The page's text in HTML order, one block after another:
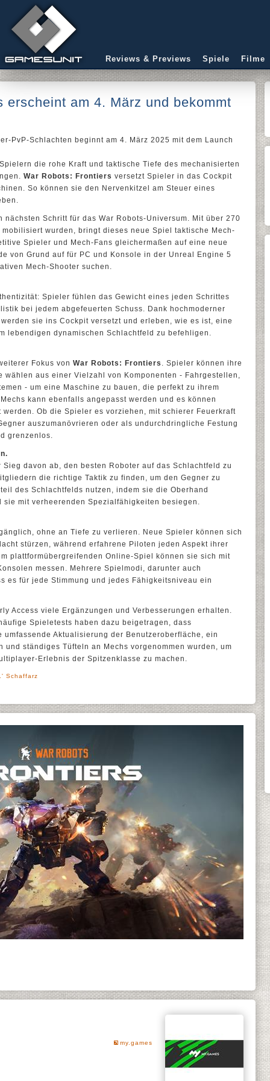
Reviews & Previews Spiele Filme
erscheint am 4. März und bekommt
PvP-Schlachten beginnt am 4. März 2025 mit dem Launch
die rohe Kraft und taktische Tiefe des mechanisierten
War Robots: Frontiers versetzt Spieler in das Cockpit
So können sie den Nervenkitzel am Steuer eines
nächsten Schritt für das War Robots-Universum. Mit über 270
wurden, bringt dieses neue Spiel taktische Mech-
Spieler und Mech-Fans gleichermaßen auf eine neue
von Grund auf für PC und Konsole in der Unreal Engine 5
Mech-Shooter suchen.
Spieler fühlen das Gewicht eines jeden Schrittes
bei jedem abgefeuerten Schuss. Dank hochmoderner
sie ins Cockpit versetzt und erleben, wie es ist, eine
lebendigen dynamischen Schlachtfeld zu befehligen.
Fokus von War Robots: Frontiers . Spieler können ihre
wählen aus einer Vielzahl von Komponenten - Fahrgestellen,
- um eine Maschine zu bauen, die perfekt zu ihrem
kann ebenfalls angepasst werden und es können
Ob die Spieler es vorziehen, mit schierer Feuerkraft
auszumanövrieren oder als undurchdringliche Festung
grenzenlos.
davon ab, den besten Roboter auf das Schlachtfeld zu
die richtige Taktik zu finden, um den Gegner zu
des Schlachtfelds nutzen, indem sie die Oberhand
sie mit verheerenden Spezialfähigkeiten besiegen.
ohne an Tiefe zu verlieren. Neue Spieler können sich
stürzen, während erfahrene Piloten jeden Aspekt ihrer
plattformübergreifenden Online-Spiel können sie sich mit
messen. Mehrere Spielmodi, darunter auch
es für jede Stimmung und jedes Fähigkeitsniveau ein
Access viele Ergänzungen und Verbesserungen erhalten.
Spieletests haben dazu beigetragen, dass
Aktualisierung der Benutzeroberfläche, ein
ständiges Tüfteln an Mechs vorgenommen wurden, um
Erlebnis der Spitzenklasse zu machen.
Schaffarz
my.games